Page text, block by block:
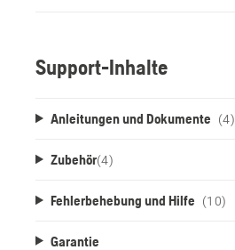
Support-Inhalte
Anleitungen und Dokumente (4)
Zubehör(4)
Fehlerbehebung und Hilfe (10)
Garantie